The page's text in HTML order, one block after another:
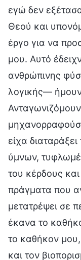
εγώ δεν
Θεού και
έργο για να
μου. Αυτό
ανθρώπινης
λογικής—
είχα
ύμνων,
του κέρδους
πράγματα που
μετατρέψει σε
έκανα το
το καθήκον
και τον